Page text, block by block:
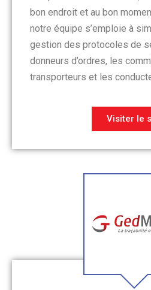
bon endroit et au bon
notre équipe s’emploie à
gestion des protocoles de
donneurs d’ordres, les
transporteurs et les
Visiter le